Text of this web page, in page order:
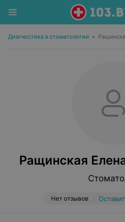
Диагностика в стоматологии •
Ращинская
Нет отзывов